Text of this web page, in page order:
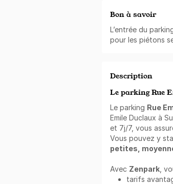
Bon à savoir
L’entrée du
pour les piétons
Description
Le parking Rue
Le parking Rue
Emile Duclaux à
et 7j/7, vous
Vous pouvez y
petites,
Avec Zenpark ,
tarifs